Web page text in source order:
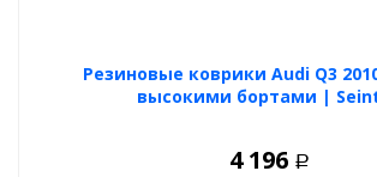
Резиновые коврики Audi Q3
высокими бортами |
4 196 Р